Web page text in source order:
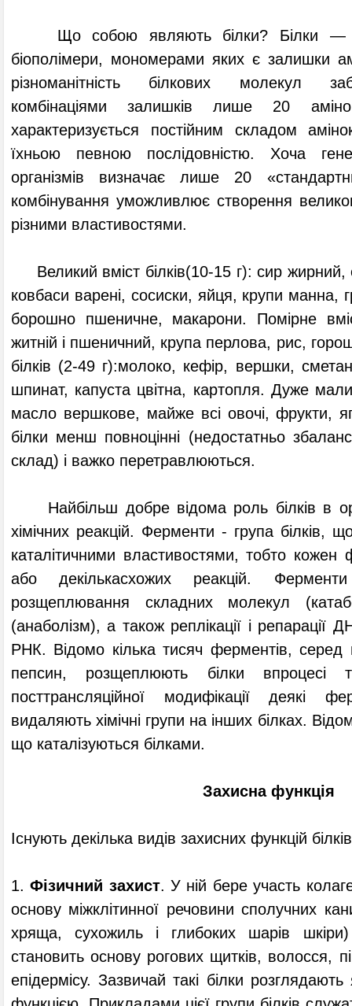
Що собою являють білки? Білки — це
біополімери, мономерами яких є залишки
різноманітність білкових молекул
комбінаціями залишків лише 20
характеризується постійним складом
їхньою певною послідовністю. Хоча
організмів визначає лише 20
комбінування уможливлює створення
різними властивостями.
Великий вміст білків(10-15 г): сир жирний,
ковбаси варені, сосиски, яйця, крупи манна,
борошно пшеничне, макарони. Помірне
житній і пшеничний, крупа перлова, рис,
білків (2-49 г):молоко, кефір, вершки,
шпинат, капуста цвітна, картопля. Дуже
масло вершкове, майже всі овочі, фрукти,
білки менш повноцінні (недостатньо
склад) і важко перетравлюються.
Найбільш добре відома роль білків в
хімічних реакцій. Ферменти - група білків,
каталітичними властивостями, тобто кожен
або декількасхожих реакцій. Ферменти
розщеплювання складних молекул
(анаболізм), а також реплікації і репарації
РНК. Відомо кілька тисяч ферментів, серед
пепсин, розщеплюють білки впроцесі
посттрансляційної модифікації деякі
видаляють хімічні групи на інших білках.
що каталізуються білками.
Захисна функція
Існують декілька видів захисних функцій
1.Фізичний захист. У ній бере участь
основу міжклітинної речовини сполучних
хряща, сухожиль і глибоких шарів
становить основу рогових щитків, волосся,
епідермісу. Зазвичай такі білки